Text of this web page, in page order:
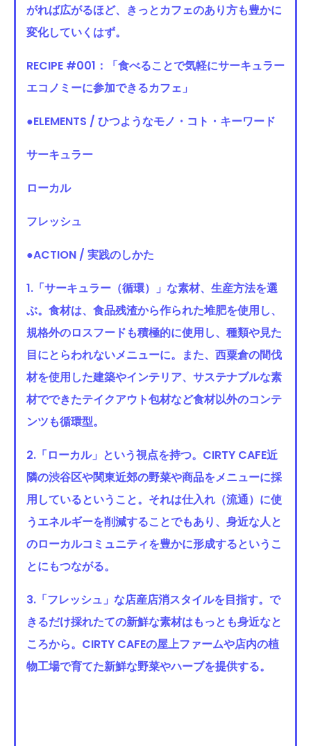
がれば広がるほど、きっとカフェのあり方も豊かに
変化していくはず。
RECIPE #001：「食べることで気軽にサーキュラー
エコノミーに参加できるカフェ」
●ELEMENTS / ひつようなモノ・コト・キーワード
サーキュラー
ローカル
フレッシュ
●ACTION / 実践のしかた
1.「サーキュラー（循環）」な素材、生産方法を選
ぶ。食材は、食品残渣から作られた堆肥を使用し、
規格外のロスフードも積極的に使用し、種類や見た
目にとらわれないメニューに。また、西粟倉の間伐
材を使用した建築やインテリア、サステナブルな素
材でできたテイクアウト包材など食材以外のコンテ
ンツも循環型。
2.「ローカル」という視点を持つ。CIRTY CAFE近
隣の渋谷区や関東近郊の野菜や商品をメニューに採
用しているということ。それは仕入れ（流通）に使
うエネルギーを削減することでもあり、身近な人と
のローカルコミュニティを豊かに形成するというこ
とにもつながる。
3.「フレッシュ」な店産店消スタイルを目指す。で
きるだけ採れたての新鮮な素材はもっとも身近なと
ころから。CIRTY CAFEの屋上ファームや店内の植
物工場で育てた新鮮な野菜やハーブを提供する。